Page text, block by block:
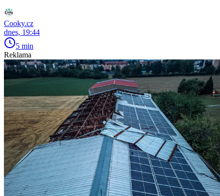
Cooky.cz
dnes, 19:44
5 min
Reklama